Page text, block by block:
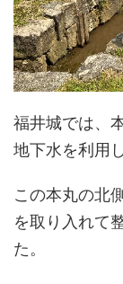
福井城では、
地下水を利用
この本丸の北
を取り入れて
た。